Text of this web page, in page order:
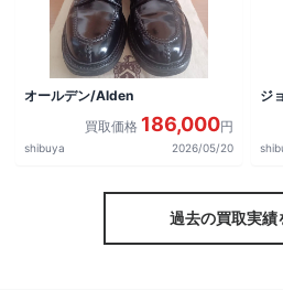
オールデン/Alden
買取価格 186,000円
shibuya 2026/05/20
ジ
過去の買取実績